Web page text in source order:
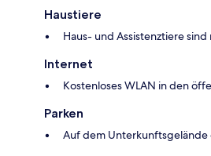
Haustiere
Haus- und Assistenztiere
Internet
Kostenloses WLAN in den
Parken
Auf dem Unterkunftsgelände